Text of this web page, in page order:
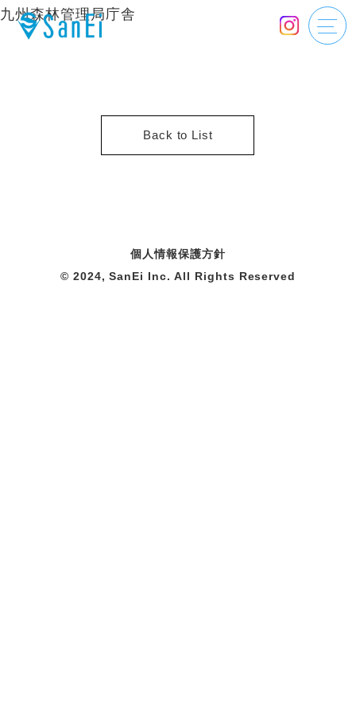
九州森林管理局庁舎
Back to List
個人情報保護方針
© 2024, SanEi Inc. All Rights Reserved